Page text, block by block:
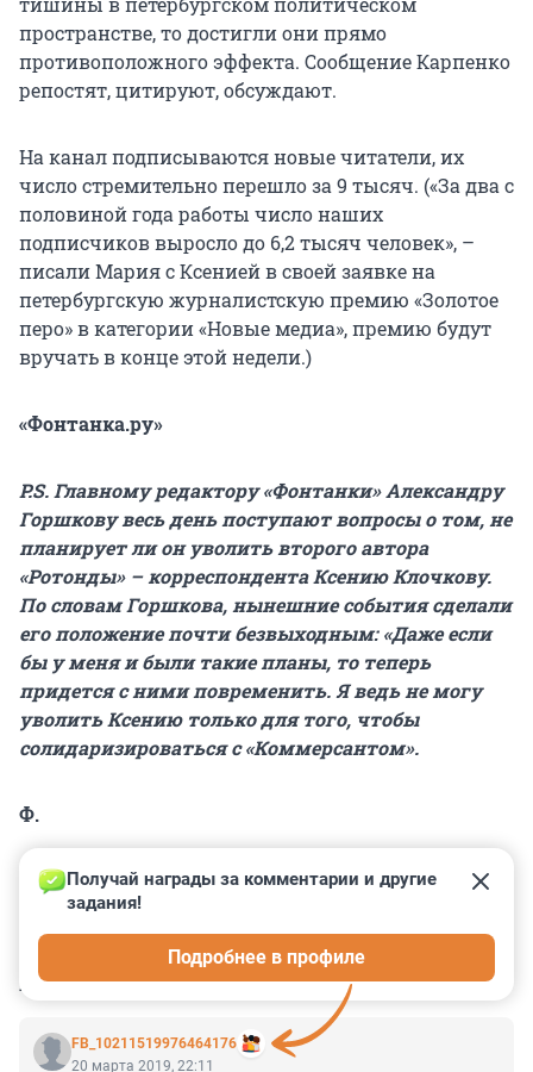
пространстве, то достигли они прямо
противоположного эффекта. Сообщение Карпенко
репостят, цитируют, обсуждают.
На канал подписываются новые читатели, их
число стремительно перешло за 9 тысяч. («За два с
половиной года работы число наших
подписчиков выросло до 6,2 тысяч человек», –
писали Мария с Ксенией в своей заявке на
петербургскую журналистскую премию «Золотое
перо» в категории «Новые медиа», премию будут
вручать в конце этой недели.)
«Фонтанка.ру»
P.S. Главному редактору «Фонтанки» Александру
Горшкову весь день поступают вопросы о том, не
планирует ли он уволить второго автора
«Ротонды» – корреспондента Ксению Клочкову.
По словам Горшкова, нынешние события сделали
его положение почти безвыходным: «Даже если
бы у меня и были такие планы, то теперь
придется с ними повременить. Я ведь не могу
уволить Ксению только для того, чтобы
солидаризироваться с «Коммерсантом».
Ф.
КОММЕНТАРИИ 14
FB_10211519976464176
Получай награды за комментарии и другие
задания!
Подробнее в профиле
20 марта 2019, 22:11